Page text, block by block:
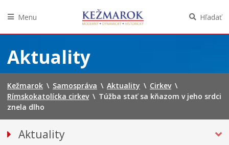
obsah
Menu Hľadať
Aktuality
Kežmarok \ Samospráva \ Aktuality \ Cirkev \
Rímskokatolícka cirkev \ Túžba stať sa kňazom v jeho srdci
znela dlho
Aktuality